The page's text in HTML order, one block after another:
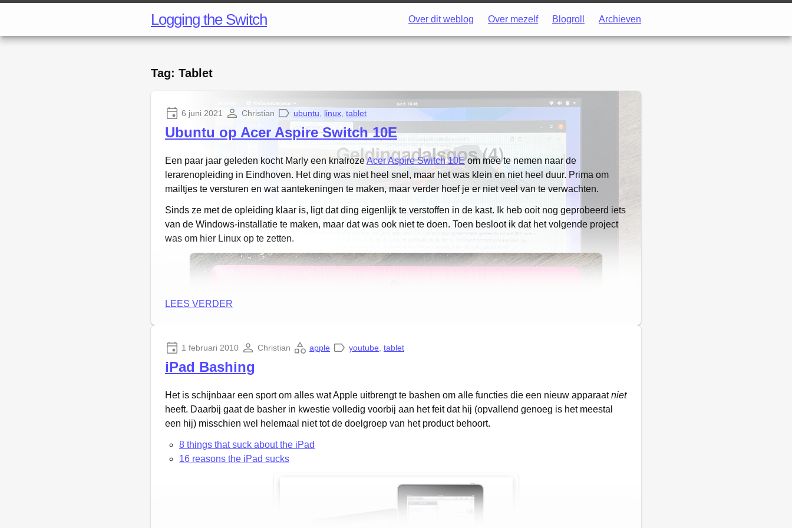
Logging the Switch Over dit weblog Over mezelf Blogroll Archieven
Tag: Tablet
6 juni 2021 Christian ubuntu linux tablet
Ubuntu op Acer Aspire Switch 10E
Een paar jaar geleden kocht Marly een knalrozeAcer Aspire Switch 10Eom mee te nemen naar de
lerarenopleiding in Eindhoven. Het ding was niet heel snel, maar het was klein en niet heel duur. Prima om
mailtjes te versturen en wat aantekeningen te maken, maar verder hoef je er niet veel van te verwachten.
Sinds ze met de opleiding klaar is, ligt dat ding eigenlijk te verstoffen in de kast. Ik heb ooit nog geprobeerd iets
van de Windows-installatie te maken, maar dat was ook niet te doen. Toen besloot ik dat het volgende project
was om hier Linux op te zetten.
LEES VERDER
1 februari 2010 Christian apple youtube tablet
iPad Bashing
Het is schijnbaar een sport om alles wat Apple uitbrengt te bashen om alle functies die een nieuw apparaatniet
heeft. Daarbij gaat de basher in kwestie volledig voorbij aan het feit dat hij (opvallend genoeg is het meestal
een hij) misschien wel helemaal niet tot de doelgroep van het product behoort.
8 things that suck about the iPad
16 reasons the iPad sucks